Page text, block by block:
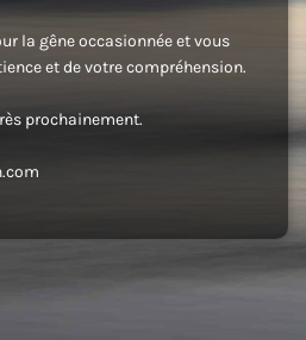
la gêne occasionnée et vous
et de votre compréhension.
prochainement.